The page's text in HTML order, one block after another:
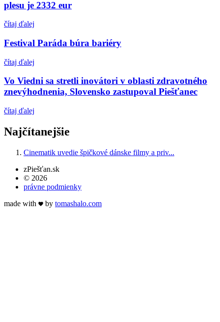
plesu je 2332 eur
čítaj ďalej
Festival Paráda búra bariéry
čítaj ďalej
Vo Viedni sa stretli inovátori v oblasti zdravotného
znevýhodnenia, Slovensko zastupoval Piešťanec
čítaj ďalej
Najčítanejšie
Cinematik uvedie špičkové dánske filmy a priv...
zPiešťan.sk
© 2026
právne podmienky
made with
by tomashalo.com